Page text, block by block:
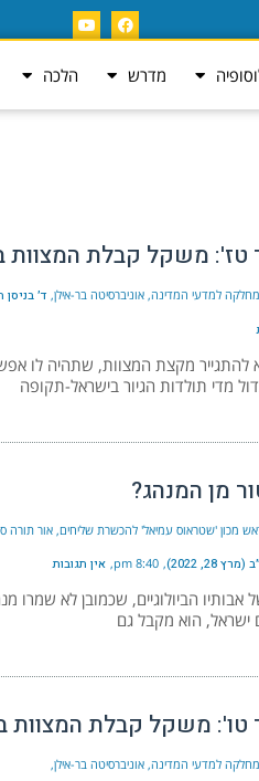
מדרש הלכה
טז': משקל קבלת המצוות
למדעי המדינה, אוניברסיטה בר-אילן ד׳ בניסן
להתגייר מקצת המצוות, שתהיה לו
מדי תולדות הגיור בישראל-תקופה
מן המנהג?
מכון 'שטראוס עמיאל' להכשרת שליחים, אור תורה
2022)
8:40 pm אין תגובות
אבותיו הביולוגיים, שכמובן לא שמרו
הוא מקבל גם
טו': משקל קבלת המצוות
למדעי המדינה, אוניברסיטה בר-אילן